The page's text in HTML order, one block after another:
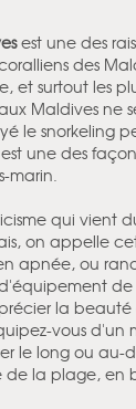
est une des
des
et surtout les
Maldives ne
le snorkeling
une des
marin.
qui vient
on appelle
apnée, ou
de
la beauté
vous d'un
le long ou au-
de la plage, en